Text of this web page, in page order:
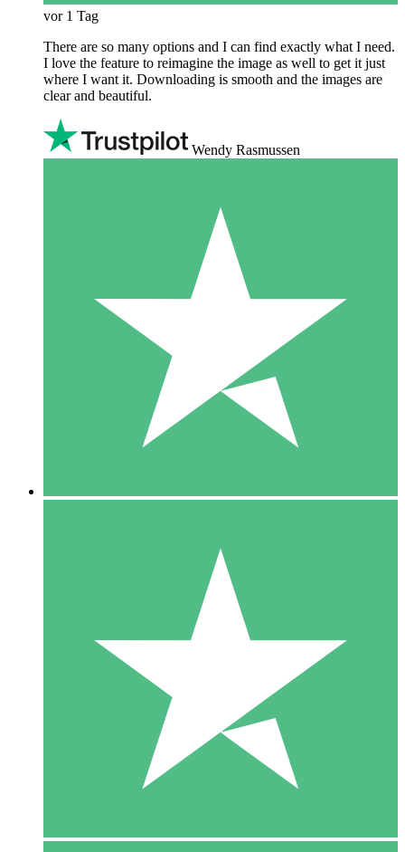
vor 1 Tag
There are so many options and I can find exactly what I need.
I love the feature to reimagine the image as well to get it just
where I want it. Downloading is smooth and the images are
clear and beautiful.
Wendy Rasmussen